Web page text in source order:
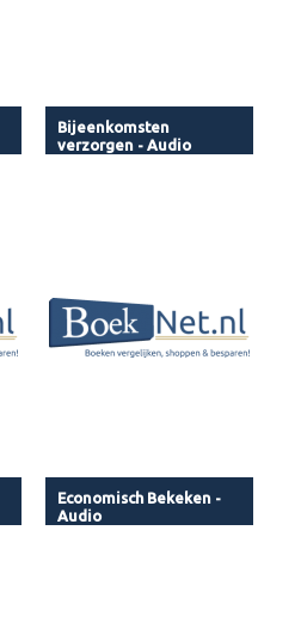
Bijeenkomsten
verzorgen - Audio
Economisch Bekeken -
Audio